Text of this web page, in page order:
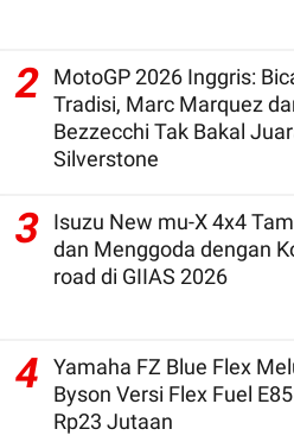
2
MotoGP 2026 Inggris:
Tradisi, Marc Marquez
Bezzecchi Tak Bakal Juara
Silverstone
3
Isuzu New mu-X 4x4
dan Menggoda dengan
road di GIIAS 2026
4
Yamaha FZ Blue Flex
Byson Versi Flex Fuel
Rp23 Jutaan